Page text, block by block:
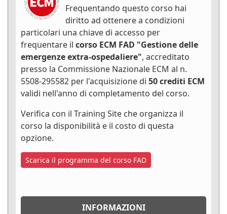
Frequentando questo corso hai
diritto ad ottenere a condizioni
particolari una chiave di accesso per
frequentare il corso ECM FAD "Gestione delle
emergenze extra-ospedaliere", accreditato
presso la Commissione Nazionale ECM al n.
5508-295582 per l'acquisizione di 50 crediti ECM
validi nell'anno di completamento del corso.
Verifica con il Training Site che organizza il
corso la disponibilità e il costo di questa
opzione.
Scarica il programma del corso FAD
INFORMAZIONI